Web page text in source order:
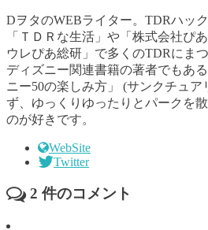
DヲタのWEBライター。TDRハッ
「ＴＤＲな生活」や「株式会社ぴ
ウレぴあ総研」で多くのTDRにま
ディズニー関連書籍の著者でもあ
ニー50の楽しみ方」 (サンクチュ
ず、ゆっくりゆったりとパークを
のが好きです。
WebSite
Twitter
2 件のコメント